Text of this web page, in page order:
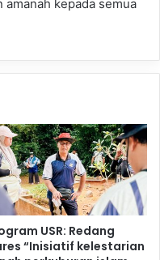
amanah kepada semua
USR: Redang
“Inisiatif kelestarian